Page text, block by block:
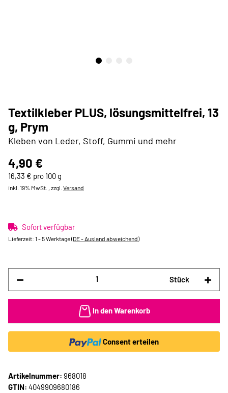
Textilkleber PLUS, lösungsmittelfrei, 13
g, Prym
Kleben von Leder, Stoff, Gummi und mehr
4,90 €
16,33 € pro 100 g
inkl. 19% MwSt. , zzgl. Versand
Sofort verfügbar
Lieferzeit: 1 - 5 Werktage(DE - Ausland abweichend)
Stück
In den Warenkorb
Consent erteilen
Artikelnummer: 968018
GTIN: 4049909680186